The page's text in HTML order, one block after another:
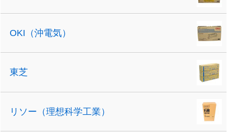
OKI（沖電気）
東芝
リソー（理想科学工業）